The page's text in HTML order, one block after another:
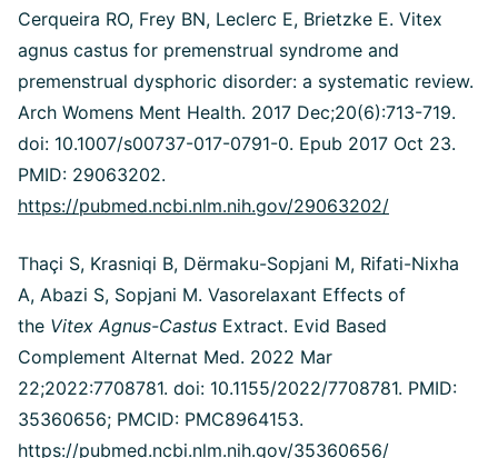
Cerqueira RO, Frey BN, Leclerc E, Brietzke E. Vitex
agnus castus for premenstrual syndrome and
premenstrual dysphoric disorder: a systematic review.
Arch Womens Ment Health. 2017 Dec;20(6):713-719.
doi: 10.1007/s00737-017-0791-0. Epub 2017 Oct 23.
PMID: 29063202.
https://pubmed.ncbi.nlm.nih.gov/29063202/
Thaçi S, Krasniqi B, Dërmaku-Sopjani M, Rifati-Nixha
A, Abazi S, Sopjani M. Vasorelaxant Effects of
the Vitex Agnus-Castus Extract. Evid Based
Complement Alternat Med. 2022 Mar
22;2022:7708781. doi: 10.1155/2022/7708781. PMID:
35360656; PMCID: PMC8964153.
https://pubmed.ncbi.nlm.nih.gov/35360656/